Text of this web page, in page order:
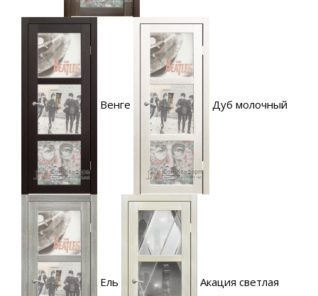
Венге Дуб молочный
Ель Акация светлая